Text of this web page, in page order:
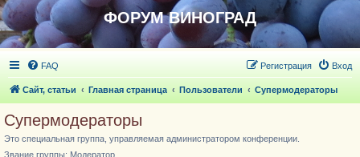
ФОРУМ ВИНОГРАД
FAQ Вход
Регистрация
Сайт, статьи Главная страница Пользователи Супермодераторы
Супермодераторы
Это специальная группа, управляемая администратором конференции.
Звание группы: Модератор